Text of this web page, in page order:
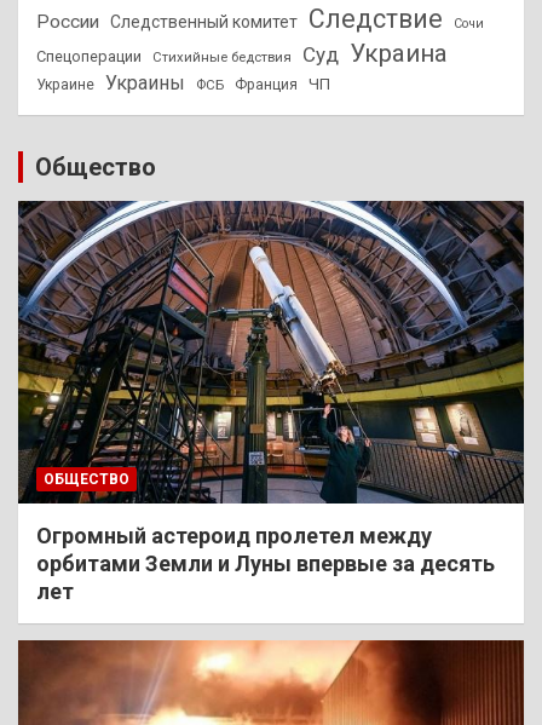
России
Следственный комитет Следствие Сочи
Спецоперации Стихийные бедствия Суд Украина
Украине Украины ФСБ Франция ЧП
Общество
ОБЩЕСТВО
Огромный астероид пролетел между
орбитами Земли и Луны впервые за десять
лет